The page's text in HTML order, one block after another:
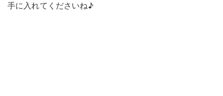
手に入れてくださいね♪